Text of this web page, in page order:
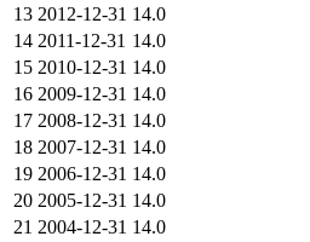
13 2012-12-31 14.0
14 2011-12-31 14.0
15 2010-12-31 14.0
16 2009-12-31 14.0
17 2008-12-31 14.0
18 2007-12-31 14.0
19 2006-12-31 14.0
20 2005-12-31 14.0
21 2004-12-31 14.0